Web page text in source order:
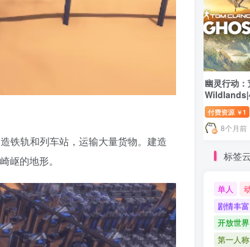
铁轨和列车站，运输大量货物。建造
岖的地形。
幽灵行动
付费资源 ￥ 1
8个月前
标签云
单人
剧情丰富
开放世界
第一人称